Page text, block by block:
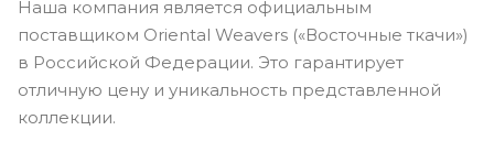
Наша компания является официальным
поставщиком Oriental Weavers («Восточные ткачи»)
в Российской Федерации. Это гарантирует
отличную цену и уникальность представленной
коллекции.